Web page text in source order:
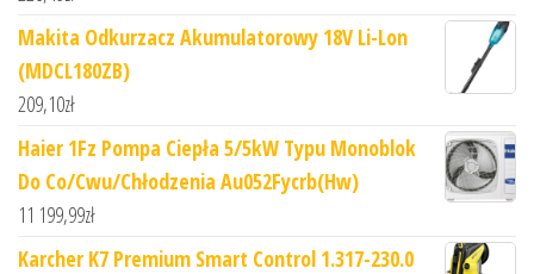
Makita Odkurzacz Akumulatorowy 18V Li-Lon
(MDCL180ZB)
209,10zł
Haier 1Fz Pompa Ciepła 5/5kW Typu Monoblok
Do Co/Cwu/Chłodzenia Au052Fycrb(Hw)
11 199,99zł
Karcher K7 Premium Smart Control 1.317-230.0